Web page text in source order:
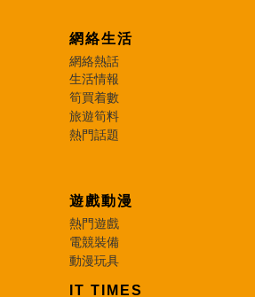
網絡生活
網絡熱話
生活情報
筍買着數
旅遊筍料
熱門話題
遊戲動漫
熱門遊戲
電競裝備
動漫玩具
IT TIMES